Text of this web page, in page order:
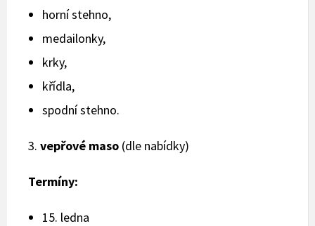
horní stehno,
medailonky,
krky,
křídla,
spodní stehno.
3. vepřové maso (dle nabídky)
Termíny:
15. ledna